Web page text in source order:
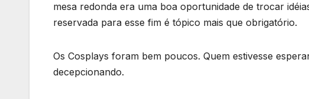
mesa redonda era uma boa oportunidade de trocar
reservada para esse fim é tópico mais que obrigatório.
Os Cosplays foram bem poucos. Quem estivesse
decepcionando.